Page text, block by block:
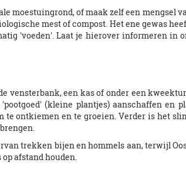
moestuingrond, of maak zelf een mengsel
mest of compost. Het ene gewas
'voeden'. Laat je hierover informeren in
een kas of onder een
(kleine plantjes) aanschaffen en
ontkiemen en te groeien. Verder is het
trekken bijen en hommels aan, terwijl
afstand houden.